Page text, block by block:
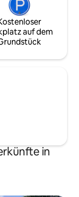
auf dem
in